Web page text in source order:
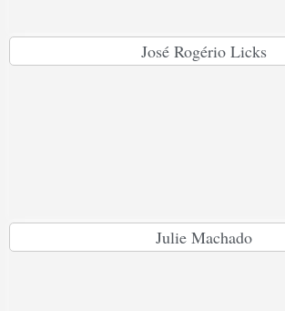
José Rogério Licks
Julie Machado